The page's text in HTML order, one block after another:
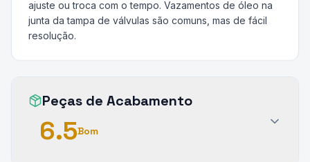
ajuste ou troca com o tempo. Vazamentos de óleo na
junta da tampa de válvulas são comuns, mas de fácil
resolução.
Peças de Acabamento
6.5Bom